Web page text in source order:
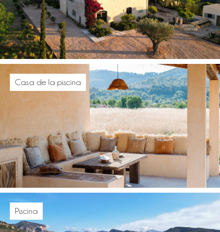
Casa de la piscina
Piscina